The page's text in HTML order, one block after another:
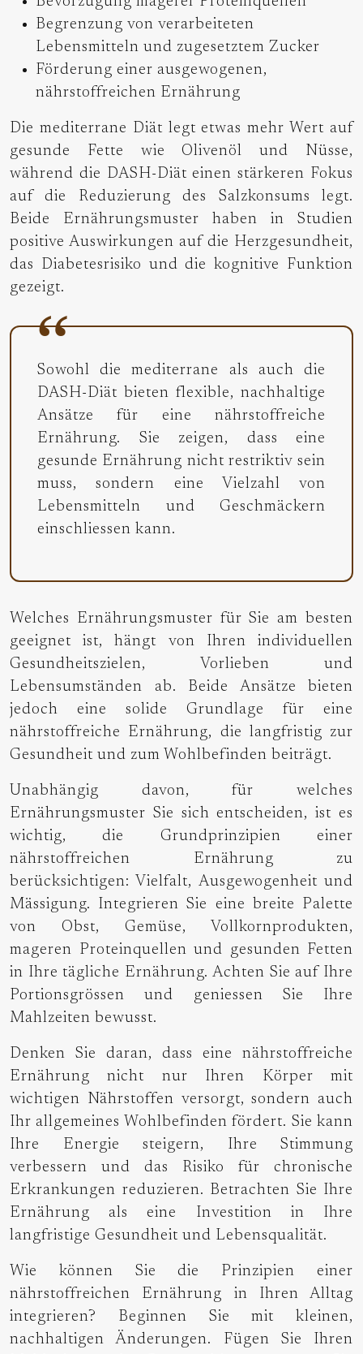
Begrenzung von verarbeiteten
Lebensmitteln und zugesetztem Zucker
Förderung einer ausgewogenen,
nährstoffreichen Ernährung
Die mediterrane Diät legt etwas mehr Wert auf
gesunde Fette wie Olivenöl und Nüsse,
während die DASH-Diät einen stärkeren Fokus
auf die Reduzierung des Salzkonsums legt.
Beide Ernährungsmuster haben in Studien
positive Auswirkungen auf die Herzgesundheit,
das Diabetesrisiko und die kognitive Funktion
gezeigt.
Sowohl die mediterrane als auch die
DASH-Diät bieten flexible, nachhaltige
Ansätze für eine nährstoffreiche
Ernährung. Sie zeigen, dass eine
gesunde Ernährung nicht restriktiv sein
muss, sondern eine Vielzahl von
Lebensmitteln und Geschmäckern
einschliessen kann.
Welches Ernährungsmuster für Sie am besten
geeignet ist, hängt von Ihren individuellen
Gesundheitszielen, Vorlieben und
Lebensumständen ab. Beide Ansätze bieten
jedoch eine solide Grundlage für eine
nährstoffreiche Ernährung, die langfristig zur
Gesundheit und zum Wohlbefinden beiträgt.
Unabhängig davon, für welches
Ernährungsmuster Sie sich entscheiden, ist es
wichtig, die Grundprinzipien einer
nährstoffreichen Ernährung zu
berücksichtigen: Vielfalt, Ausgewogenheit und
Mässigung. Integrieren Sie eine breite Palette
von Obst, Gemüse, Vollkornprodukten,
mageren Proteinquellen und gesunden Fetten
in Ihre tägliche Ernährung. Achten Sie auf Ihre
Portionsgrössen und geniessen Sie Ihre
Mahlzeiten bewusst.
Denken Sie daran, dass eine nährstoffreiche
Ernährung nicht nur Ihren Körper mit
wichtigen Nährstoffen versorgt, sondern auch
Ihr allgemeines Wohlbefinden fördert. Sie kann
Ihre Energie steigern, Ihre Stimmung
verbessern und das Risiko für chronische
Erkrankungen reduzieren. Betrachten Sie Ihre
Ernährung als eine Investition in Ihre
langfristige Gesundheit und Lebensqualität.
Wie können Sie die Prinzipien einer
nährstoffreichen Ernährung in Ihren Alltag
integrieren? Beginnen Sie mit kleinen,
nachhaltigen Änderungen. Fügen Sie Ihren